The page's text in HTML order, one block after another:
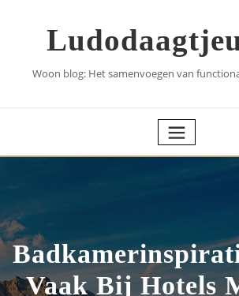
Woon blog: Het samenvoegen van
Vaak Bij Hotels